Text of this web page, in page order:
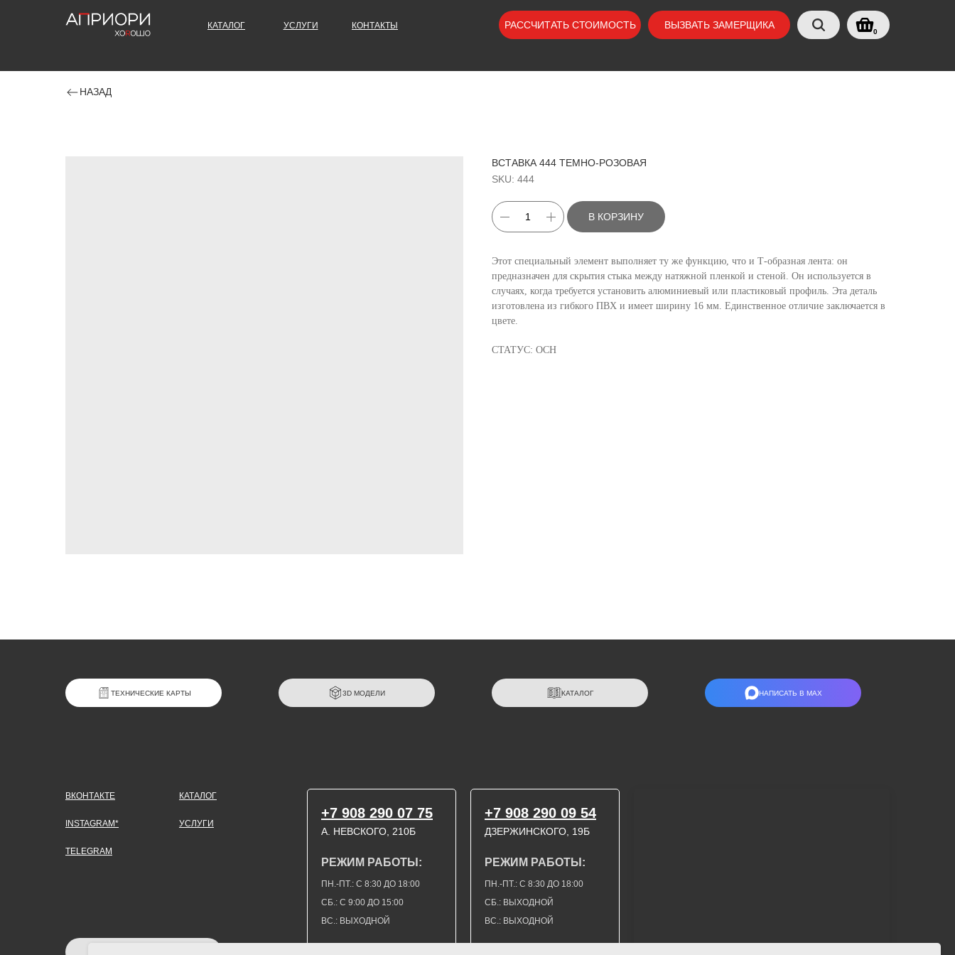
КОНТАКТЫ
УСЛУГИ
КАТАЛОГ ВЫЗВАТЬ ЗАМЕРЩИКА
РАССЧИТАТЬ СТОИМОСТЬ
0
НАЗАД
ВСТАВКА 444 ТЕМНО-РОЗОВАЯ
SKU: 444
В КОРЗИНУ
Этот специальный элемент выполняет ту же функцию, что и Т-образная лента: он
предназначен для скрытия стыка между натяжной пленкой и стеной. Он используется в
случаях, когда требуется установить алюминиевый или пластиковый профиль. Эта деталь
изготовлена из гибкого ПВХ и имеет ширину 16 мм. Единственное отличие заключается в
цвете.
СТАТУС: ОСН
НАПИСАТЬ В МАХ
КАТАЛОГ
3D МОДЕЛИ
ТЕХНИЧЕСКИЕ КАРТЫ
TELEGRAM
INSTAGRAM*
ВКОНТАКТЕ
ДЗЕРЖИНСКОГО, 19Б
ВС.: ВЫХОДНОЙ
СБ.: С 9:00 ДО 15:00
ПН.-ПТ.: С 8:30 ДО 18:00
А. НЕВСКОГО, 210Б
УСЛУГИ
+7 908 290 09 54
РЕЖИМ РАБОТЫ:
ВС.: ВЫХОДНОЙ
СБ.: ВЫХОДНОЙ
ПН.-ПТ.: С 8:30 ДО 18:00
РЕЖИМ РАБОТЫ:
+7 908 290 07 75
КАТАЛОГ